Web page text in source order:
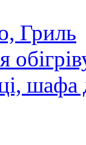
Гриль
шафа